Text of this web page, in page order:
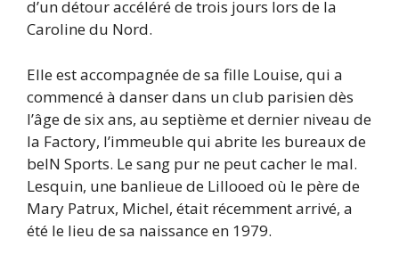
d’un détour accéléré de trois jours lors de la
Caroline du Nord.
Elle est accompagnée de sa fille Louise, qui a
commencé à danser dans un club parisien dès
l’âge de six ans, au septième et dernier niveau de
la Factory, l’immeuble qui abrite les bureaux de
beIN Sports. Le sang pur ne peut cacher le mal.
Lesquin, une banlieue de Lillooed où le père de
Mary Patrux, Michel, était récemment arrivé, a
été le lieu de sa naissance en 1979.